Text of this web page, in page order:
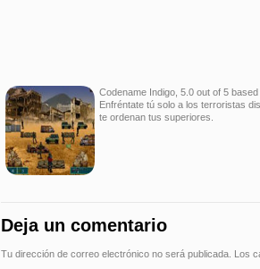
Codename Indigo 5.0 out of 5 based
Enfréntate tú solo a los terroristas
te ordenan tus superiores.
Deja un comentario
Tu dirección de correo electrónico no será publicada. Los